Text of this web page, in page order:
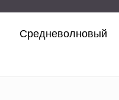
Средневолновый